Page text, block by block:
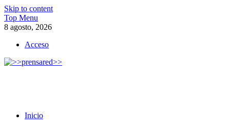
Skip to content
Top Menu
8 agosto, 2026
Acceso
Inicio